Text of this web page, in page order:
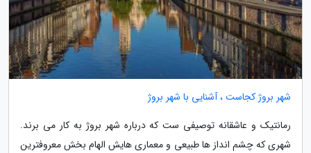
شهر بروژ کجاست ، آشنایی با شهر بروژ
رمانتیک و عاشقانه توصیفی ست که درباره شهر بروژ به کار می برند.
شهری که چشم انداز ها طبیعی و معماری هایش الهام بخش معروفترین